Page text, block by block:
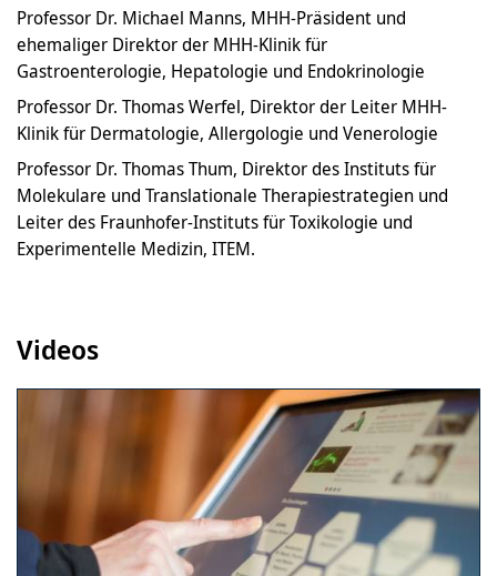
Professor Dr. Michael Manns, MHH-Präsident und
ehemaliger Direktor der MHH-Klinik für
Gastroenterologie, Hepatologie und Endokrinologie
Professor Dr. Thomas Werfel, Direktor der Leiter MHH-
Klinik für Dermatologie, Allergologie und Venerologie
Professor Dr. Thomas Thum, Direktor des Instituts für
Molekulare und Translationale Therapiestrategien und
Leiter des Fraunhofer-Instituts für Toxikologie und
Experimentelle Medizin, ITEM.
Videos